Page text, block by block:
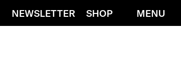
SucheNEWSLETTER SHOP MENU